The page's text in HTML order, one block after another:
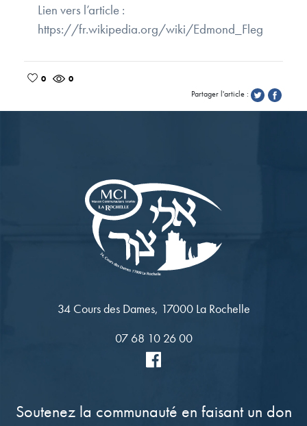
Lien vers l’article :
https://fr.wikipedia.org/wiki/Edmond_Fleg
0
0
Partager l'article :
34 Cours des Dames, 17000 La Rochelle
07 68 10 26 00
Soutenez la communauté en faisant un don